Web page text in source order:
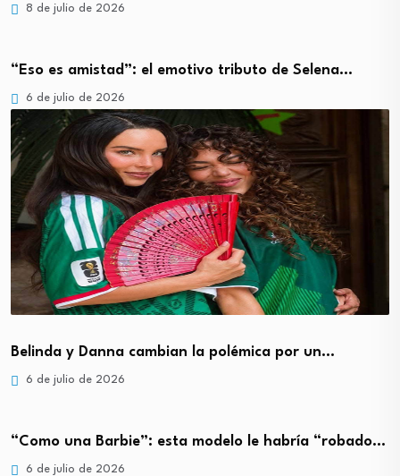
8 de julio de 2026
“Eso es amistad”: el emotivo tributo de Selena…
6 de julio de 2026
Belinda y Danna cambian la polémica por un…
6 de julio de 2026
“Como una Barbie”: esta modelo le habría “robado…
6 de julio de 2026